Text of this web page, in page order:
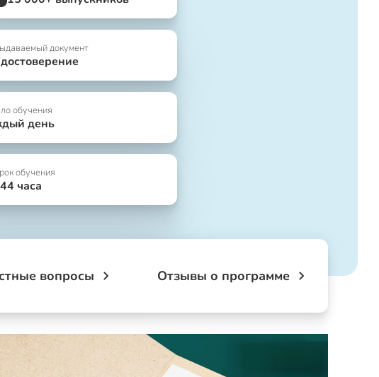
документ
обучения
день
обучения
часа
вопросы Отзывы о программе